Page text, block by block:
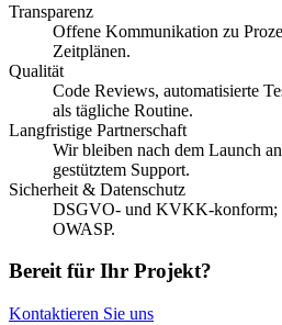
Transparenz
Offene Kommunikation zu
Zeitplänen.
Qualität
Code Reviews, automatisierte
als tägliche Routine.
Langfristige Partnerschaft
Wir bleiben nach dem Launch
gestütztem Support.
Sicherheit & Datenschutz
DSGVO- und KVKK-konform;
OWASP.
Bereit für Ihr Projekt?
Kontaktieren Sie uns